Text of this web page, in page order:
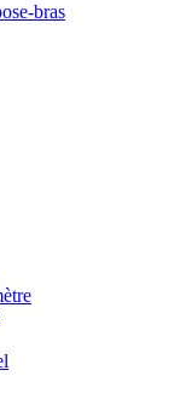
bras